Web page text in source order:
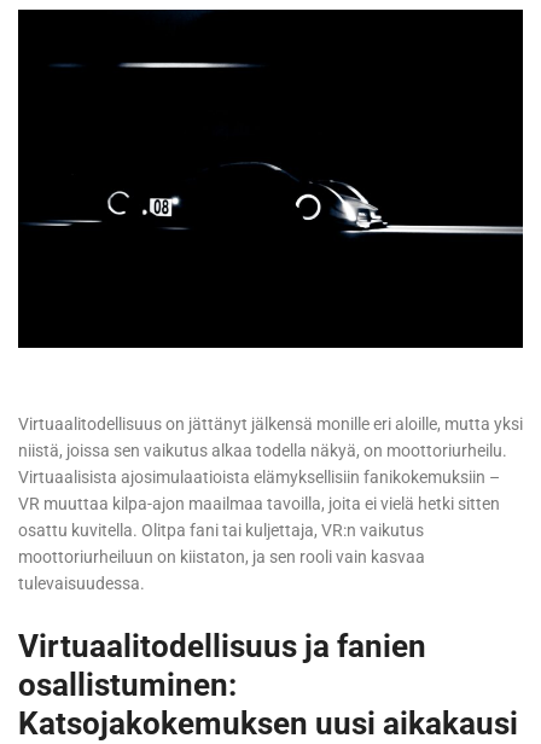
Virtuaalitodellisuus on jättänyt jälkensä monille eri aloille, mutta yksi
niistä, joissa sen vaikutus alkaa todella näkyä, on moottoriurheilu.
Virtuaalisista ajosimulaatioista elämyksellisiin fanikokemuksiin –
VR muuttaa kilpa-ajon maailmaa tavoilla, joita ei vielä hetki sitten
osattu kuvitella. Olitpa fani tai kuljettaja, VR:n vaikutus
moottoriurheiluun on kiistaton, ja sen rooli vain kasvaa
tulevaisuudessa.
Virtuaalitodellisuus ja fanien
osallistuminen:
Katsojakokemuksen uusi aikakausi